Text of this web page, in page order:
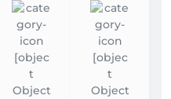
Lidstriche oder ein
– bei
modernste Beauty-
hygienischen